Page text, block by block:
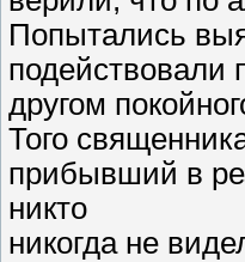
Попытались
подействовали
другом
Того
прибывший в
никто
никогда не